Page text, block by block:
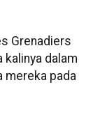
Grenadiers
kalinya dalam
mereka pada